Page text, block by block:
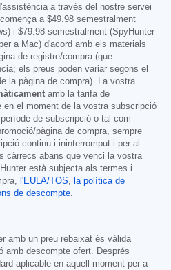
a través del nostre servei
a $49.98 semestralment
i $79.98 semestralment (SpyHunter
a Mac) d'acord amb els materials
de registre/compra (que
els preus poden variar segons el
la pàgina de compra). La vostra
amb la tarifa de
en el moment de la vostra subscripció
de subscripció o tal com
pàgina de compra, sempre
continu i ininterromput i per al
càrrecs abans que venci la vostra
està subjecta als termes i
l'EULA/TOS
la política de
de descompte
amb un preu rebaixat és vàlida
amb descompte ofert. Després
aplicable en aquell moment per a